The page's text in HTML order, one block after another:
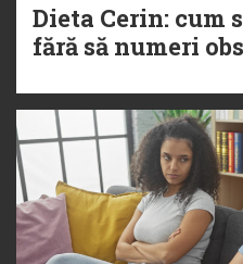
Dieta Cerin: cum
fără să numeri